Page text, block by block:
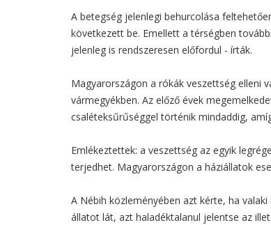
A betegség jelenlegi behurcolása
következett be. Emellett a térségben
jelenleg is rendszeresen előfordul - írták.
Magyarországon a rókák veszettség elleni
vármegyékben. Az előző évek
csaléteksűrűséggel történik mindaddig,
Emlékeztettek: a veszettség az egyik
terjedhet. Magyarországon a háziállatok
A Nébih közleményében azt kérte, ha
állatot lát, azt haladéktalanul jelentse az